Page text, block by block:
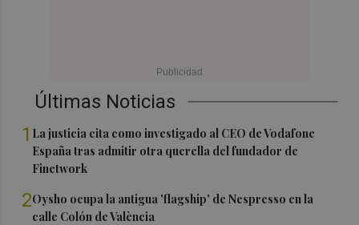
Últimas Noticias
1 La justicia cita como investigado al CEO de Vodafone
España tras admitir otra querella del fundador de
Finetwork
2Oysho ocupa la antigua 'flagship' de Nespresso en la
calle Colón de València